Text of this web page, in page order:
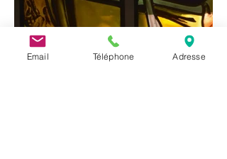
Email Téléphone Adresse